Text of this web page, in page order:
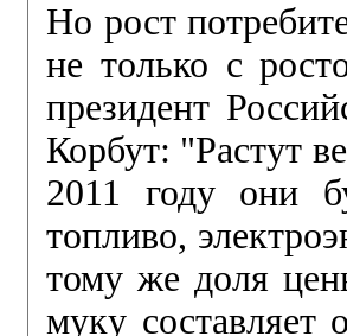
Но рост
не только с
президент
Корбут: "Растут
2011 году они
топливо,
тому же доля
муку составляет